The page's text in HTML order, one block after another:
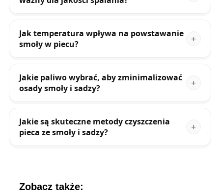
Jak temperatura wpływa na powstawanie
smoły w piecu?
Jakie paliwo wybrać, aby zminimalizować
osady smoły i sadzy?
Jakie są skuteczne metody czyszczenia
pieca ze smoły i sadzy?
Zobacz także: